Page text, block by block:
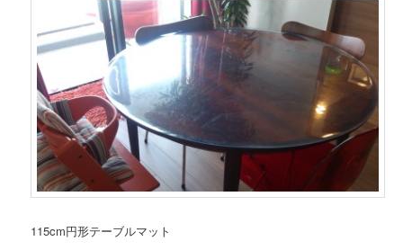
115cm円形テーブルマット